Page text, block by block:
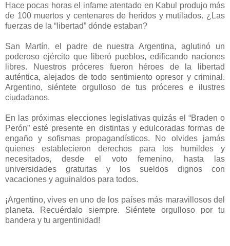
Hace pocas horas el infame atentado en Kabul produjo más
de 100 muertos y centenares de heridos y mutilados. ¿Las
fuerzas de la “libertad” dónde estaban?
San Martín, el padre de nuestra Argentina, aglutinó un
poderoso ejército que liberó pueblos, edificando naciones
libres. Nuestros próceres fueron héroes de la libertad
auténtica, alejados de todo sentimiento opresor y criminal.
Argentino, siéntete orgulloso de tus próceres e ilustres
ciudadanos.
En las próximas elecciones legislativas quizás el “Braden o
Perón” esté presente en distintas y edulcoradas formas de
engaño y sofismas propagandísticos. No olvides jamás
quienes establecieron derechos para los humildes y
necesitados, desde el voto femenino, hasta las
universidades gratuitas y los sueldos dignos con
vacaciones y aguinaldos para todos.
¡Argentino, vives en uno de los países más maravillosos del
planeta. Recuérdalo siempre. Siéntete orgulloso por tu
bandera y tu argentinidad!